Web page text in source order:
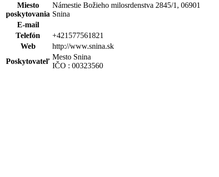
Miesto
poskytovania
Námestie Božieho milosrdenstva 2845/1, 06901
Snina
E-mail
Telefón
+421577561821
Web
http://www.snina.sk
Poskytovateľ
Mesto Snina
IČO : 00323560